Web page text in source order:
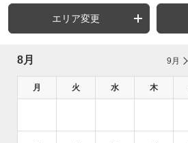
エリア変更
8月 9月
月 火 水 木